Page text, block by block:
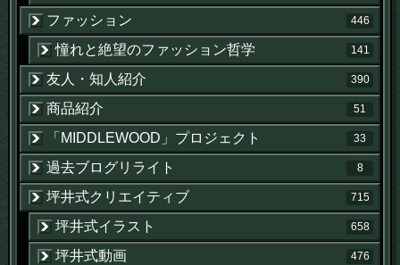
ファッション 446
憧れと絶望のファッション哲学 141
友人・知人紹介 390
商品紹介 51
「MIDDLEWOOD」プロジェクト 33
過去ブログリライト 8
坪井式クリエイティブ 715
坪井式イラスト 658
坪井式動画 476